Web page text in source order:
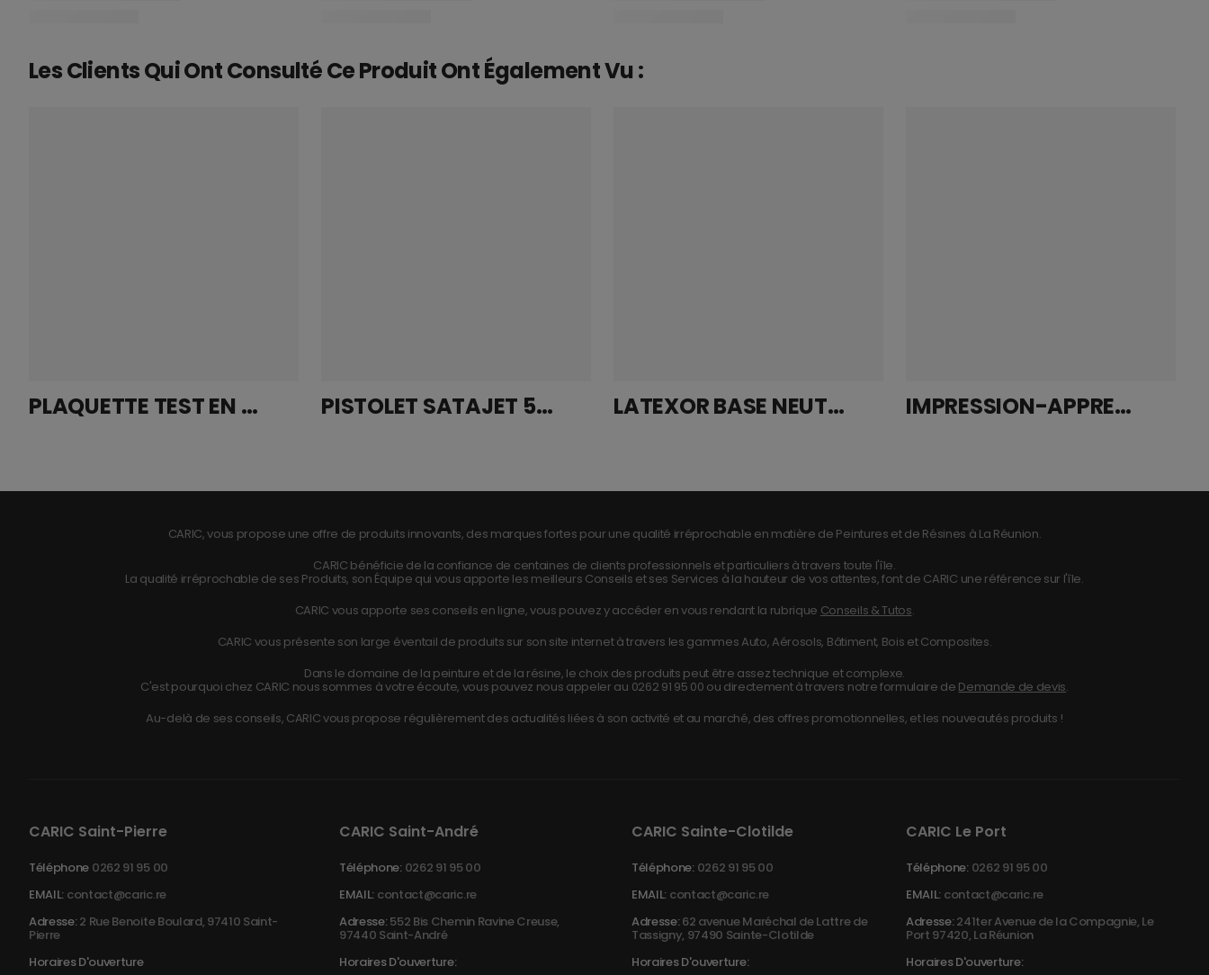
Les Clients Qui Ont Consulté Ce Produit Ont Également Vu :
PLAQUETTE TEST EN METAL – 10.5X15CM – BLANC PISTOLET SATAJET 5000 B HVLP BUSE WSB GODET RPS LATEXOR BASE NEUTRE SF 15L IMPRESSION-APPRET D’ADHERENCE PLASTIQUE PRIMERPLAST 1 L
CARIC, vous propose une offre de produits innovants, des marques fortes pour une qualité irréprochable en matière de Peintures et de Résines à La Réunion.
CARIC bénéficie de la confiance de centaines de clients professionnels et particuliers à travers toute l'île.
La qualité irréprochable de ses Produits, son Équipe qui vous apporte les meilleurs Conseils et ses Services à la hauteur de vos attentes, font de CARIC une référence sur l'île.
CARIC vous apporte ses conseils en ligne, vous pouvez y accéder en vous rendant la rubrique Conseils & Tutos.
CARIC vous présente son large éventail de produits sur son site internet à travers les gammes Auto, Aérosols, Bâtiment, Bois et Composites.
Dans le domaine de la peinture et de la résine, le choix des produits peut être assez technique et complexe.
C'est pourquoi chez CARIC nous sommes à votre écoute, vous pouvez nous appeler au 0262 91 95 00 ou directement à travers notre formulaire de Demande de devis.
Au-delà de ses conseils, CARIC vous propose régulièrement des actualités liées à son activité et au marché, des offres promotionnelles, et les nouveautés produits !
CARIC Saint-Pierre
Téléphone 0262 91 95 00
EMAIL: contact@caric.re
Adresse:2 Rue Benoite Boulard, 97410 Saint-
Pierre
Horaires D'ouverture
CARIC Saint-André
Téléphone: 0262 91 95 00
EMAIL: contact@caric.re
Adresse:552 Bis Chemin Ravine Creuse,
97440 Saint-André
Horaires D'ouverture:
CARIC Sainte-Clotilde
Téléphone: 0262 91 95 00
EMAIL: contact@caric.re
Adresse:62 avenue Maréchal de Lattre de
Tassigny, 97490 Sainte-Clotilde
Horaires D'ouverture:
CARIC Le Port
Téléphone: 0262 91 95 00
EMAIL: contact@caric.re
Adresse:241ter Avenue de la Compagnie, Le
Port 97420, La Réunion
Horaires D'ouverture: